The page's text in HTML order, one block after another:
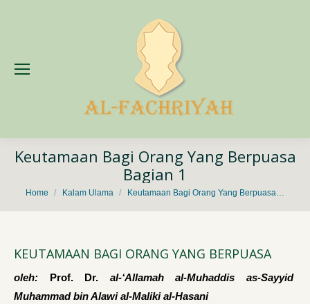
Keutamaan Bagi Orang Yang Berpuasa
Bagian 1
You are here:
Home Kalam Ulama Keutamaan Bagi Orang Yang Berpuasa…
KEUTAMAAN BAGI ORANG YANG BERPUASA
oleh: Prof. Dr. al-‘Allamah al-Muhaddis as-Sayyid
Muhammad bin Alawi al-Maliki al-Hasani